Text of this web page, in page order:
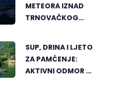
METEORA IZNAD
TRNOVAČKOG
SUP, DRINA I LJETO
ZA PAMĆENJE:
AKTIVNI ODMOR U